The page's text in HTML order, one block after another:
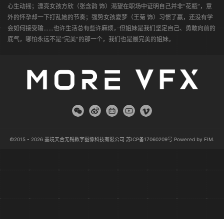
心生动摇；漂亮女孩方欣（张含韵 饰）渴望在职场中证明自己并非“花瓶”，意
外的怀孕却一下打乱她的节奏；强势女孩夏梦（王菊 饰）习惯了赢，还没有学
会如何接受输……也许生活总有些许麻烦，但姐妹是我们坚定自己、勇敢向前的
底气，哪怕永远不是“完美”的那一个，我们也是最完美的姐妹。
©2015 - 2026 墨境天合无锡数字图像科技有限公司 苏ICP备17060209号 Powered by FIM